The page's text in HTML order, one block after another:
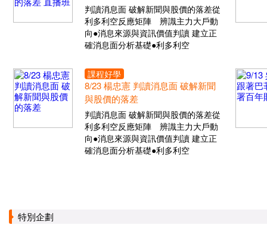
判讀消息面 破解新聞與股價的落差從
利多利空反應矩陣 辨識主力大戶動
向●消息來源與資訊價值判讀 建立正
確消息面分析基礎●利多利空
課程好學
8/23 楊忠憲 判讀消息面 破解新聞
與股價的落差
判讀消息面 破解新聞與股價的落差從
利多利空反應矩陣 辨識主力大戶動
向●消息來源與資訊價值判讀 建立正
確消息面分析基礎●利多利空
特別企劃